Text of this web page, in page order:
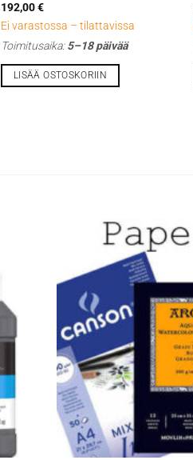
192,00€
Ei varastossa – tilattavissa
Toimitusaika:5–18 päivää
LISÄÄ OSTOSKORIIN